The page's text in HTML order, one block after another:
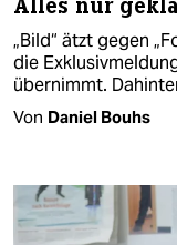
Alles nur
„Bild“ ätzt gegen
die
übernimmt.
Von Daniel Bouhs